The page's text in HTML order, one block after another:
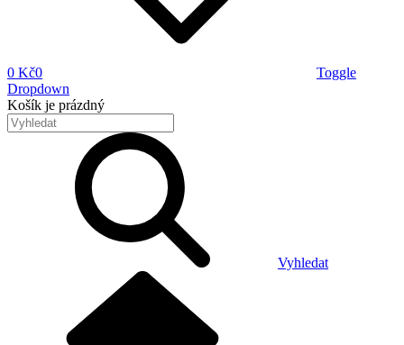
0 Kč0
Toggle
Dropdown
Košík je prázdný
Vyhledat